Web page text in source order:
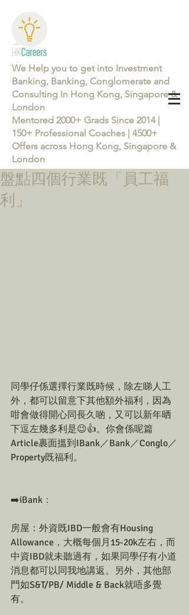
We Help you to get into Investment
Banking, Banking, Conglomerate and
Consulting In Hong Kong, Singapore &
London
Mentored 2000+ Grads Since 2014 |
150+ Professional Coaches | 4500+
Offers across Hong Kong, Singapore &
London
盤點四個行業既「員工福
利」
同學仔係選擇行業既時候，除左睇人工
外，都可以留意下其他額外福利，因為
咁會做得開心同長久啲，又可以新年晒
下逗左幾多利是😉👍。你會係呢篇
Article裹面搵到IBank／Bank／Conglo／
Property既福利。
➡️iBank：
房屋：外資既IBD一般會有Housing
Allowance，大概每個月15-20k左右，而
中資IBD就未聽過有，如果同學仔有小道
消息都可以同我地講返。另外，其他部
門如S&T/PB/ Middle & Back就唔多覺
有。